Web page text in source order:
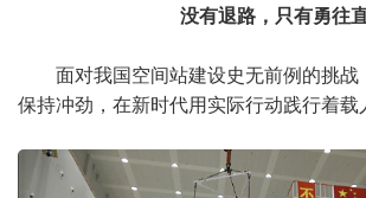
没有退路，只有勇往
面对我国空间站建设史无前例的挑战
保持冲劲，在新时代用实际行动践行着载